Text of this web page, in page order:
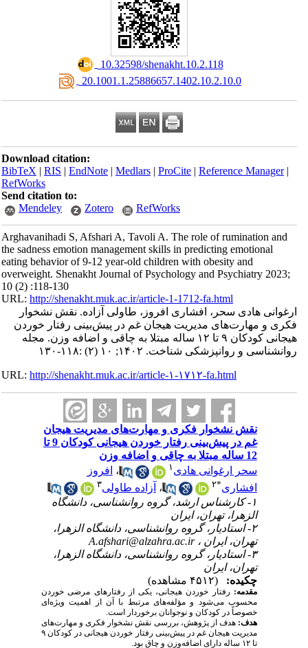
‎ 10.32598/shenakht.10.2.118
‎ 20.1001.1.25886657.1402.10.2.10.0
Download citation:
BibTeX|RIS|EndNote|Medlars|ProCite|Reference Manager
RefWorks
Send citation to:
Mendeley
Zotero RefWorks
Arghavanihadi S, Afshari A, Tavoli A. The role of rumination and
the sadness emotion management skills in predicting emotional
eating behavior of 9-12 year-old children with obesity and
overweight. Shenakht Journal of Psychology and Psychiatry 2023;
10 (2) :118-130
URL:http://shenakht.muk.ac.ir/article-1-1712-fa.html
ارغوانی هادی سحر، افشاری افروز، طاولی آزاده. نقش نشخوار
فکری و مهارت‌های مدیریت هیجان غم در پیش‌بینی رفتار خوردن
هیجانی کودکان ۹ تا ۱۲ ساله‌ مبتلا به چاقی و اضافه وزن. مجله
روانشناسی و روانپزشکی شناخت. ۱۴۰۲; ۱۰ (۲) :۱۱۸-۱۳۰
URL:http://shenakht.muk.ac.ir/article-۱-۱۷۱۲-fa.html
نقش نشخوار فکری و مهارت‌های مدیریت هیجان
غم در پیش‌بینی رفتار خوردن هیجانی کودکان 9 تا
12 ساله‌ مبتلا به چاقی و اضافه وزن
سحر ارغوانی هادی۱ ،افروز
افشاری
۲ ،آزاده طاولی
۱- کارشناس ارشد، گروه روانشناسی، دانشگاه
الزهرا، تهران، ایران
۲- استادیار، گروه روانشناسی، دانشگاه الزهرا،
تهران، ایران ، A.afshari@alzahra.ac.ir
۳- استادیار، گروه روانشناسی، دانشگاه الزهرا،
تهران، ایران
چکیده:
مقدمه:رفتار خوردن هیجانی، یکی از رفتار‌های مرضی خوردن
محسوب می‌شود و مؤلفه‌های مرتبط با آن از اهمیت ویژه‌ای
خصوصاً در کودکان و نوجوانان برخوردار است.
هدف:هدف از پژوهش، بررسی نقش نشخوار فکری و مهارت‌های
مدیریت هیجان غم در پیش‌بینی رفتار خوردن هیجانی در کودکان ۹